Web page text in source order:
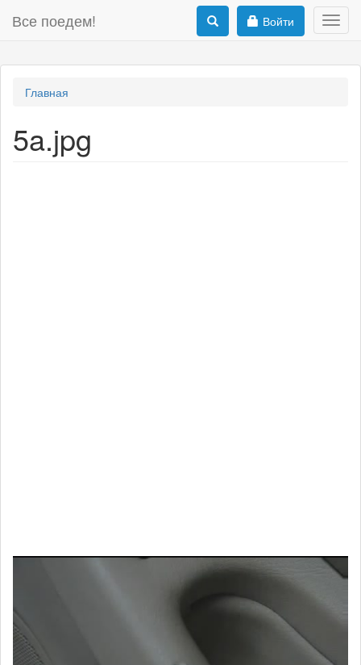
Все поедем! Войти
Главная
5a.jpg